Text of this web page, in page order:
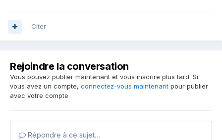
Citer
Rejoindre la conversation
Vous pouvez publier maintenant et vous inscrire plus tard. Si
vous avez un compte, connectez-vous maintenant pour publier
avec votre compte.
Répondre à ce sujet…